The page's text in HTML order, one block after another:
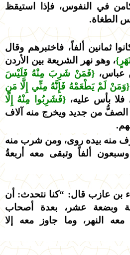
في النفوس، فإذا استيقظ
الطغاة.
ثمانين ألفاً، فاختبرهم وقال
، وهو نهر الشريعة بين الأردن
عباس، {فَمَنْ شَرِبَ مِنْهُ فَلَيْسَ
{وَمَنْ لَمْ يَطْعَمْهُ فَإِنَّهُ مِنِّي إِلَّا مَنِ
فلا بأس عليه، {فَشَرِبُوا مِنْهُ إِلَّا
الصفُّ من جديد ويخرج منه آلاف
منه بيده روى، ومن شرب منه
ألفاً وتبقى معه أربعةُ
بن عازب قال: “كنا نتحدث: أن
وبضعة عشر، بعدة أصحاب
النهر، وما جاوز معه إلا